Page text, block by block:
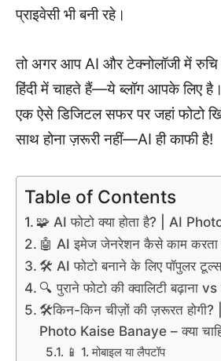
प्राइवेसी भी बनी रहे।
तो अगर आप AI और टेक्नोलॉजी में
हिंदी में चाहते हैं—ये ब्लॉग आपके लिए
एक ऐसे डिजिटल सफर पर जहां फोटो
साथ होना ज़रूरी नहीं—AI ही काफी है!
Table of Contents
🧩 AI फोटो क्या होता है? | AI
🤖 AI इमेज जेनरेशन कैसे काम करता
🛠️ AI फोटो बनाने के लिए पॉपुलर
🔍 पुराने फोटो की क्वालिटी बढ़ाना vs
🛠किन-किन चीज़ों की ज़रूरत
Photo Kaise Banaye – क्या
📱 1. मोबाइल या लैपटॉप